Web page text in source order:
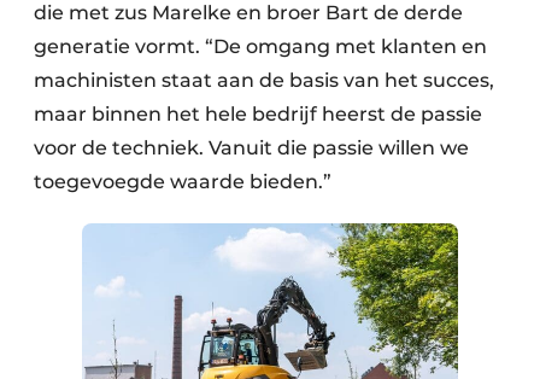
die met zus Marelke en broer Bart de derde
generatie vormt. “De omgang met klanten en
machinisten staat aan de basis van het succes,
maar binnen het hele bedrijf heerst de passie
voor de techniek. Vanuit die passie willen we
toegevoegde waarde bieden.”